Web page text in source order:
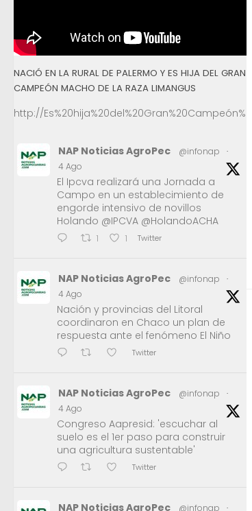
NACIÓ EN LA RURAL DE PALERMO Y ES HIJA DEL GRAN
CAMPEÓN MACHO DE LA RAZA LIMANGUS
http://
NAP Noticias AgroPec @infonap
·
4 Ago
El Ipcva realizará una Jornada a
Campo en un establecimiento de
engorde intensivo de novillos
Holando @IPCVA @HolandoACHA
1 1 Twitter
NAP Noticias AgroPec @infonap
·
4 Ago
Nación y provincias del Litoral
coordinaron en Chaco un plan de
respuesta ante el fenómeno El Niño
Twitter
NAP Noticias AgroPec @infonap
·
4 Ago
Congreso Aapresid: 'escuchar al
suelo es el 1er paso para construir
una agricultura sustentable'
Twitter
NAP Noticias AgroPec @infonap
·